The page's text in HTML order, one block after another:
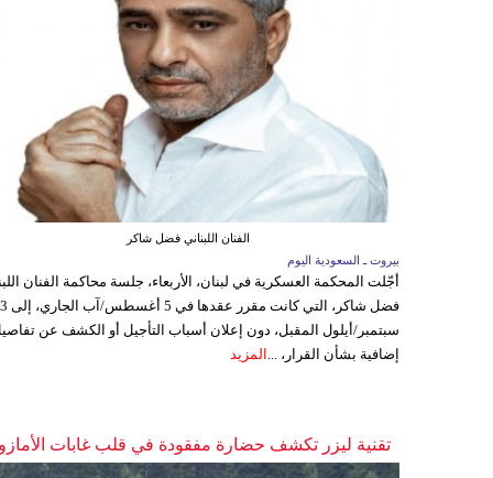
الفنان اللبناني فضل شاكر
بيروت ـ السعودية اليوم
أجّلت المحكمة العسكرية في لبنان، الأربعاء، جلسة محاكمة الفنان
فضل شاكر، التي
سبتمبر/أيلول المقبل، دون إعلان أسباب التأجيل أو الكشف عن
إضافية بشأن القرار، ... المزيد
تقنية ليزر تكشف حضارة مفقودة في قلب غابات